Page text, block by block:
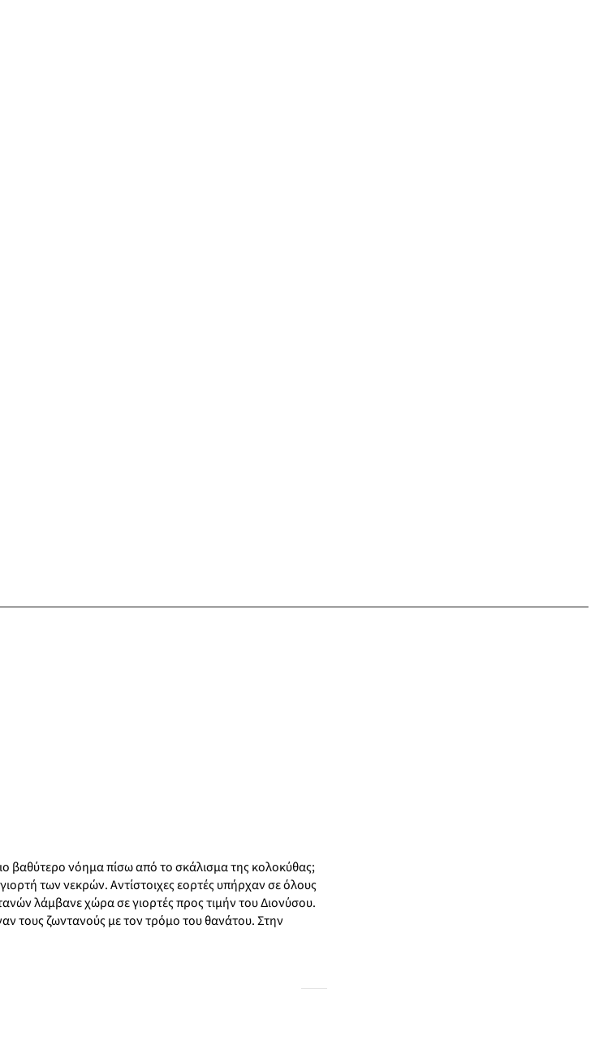
βαθύτερο νόημα πίσω από το σκάλισμα της κολοκύθας;
των νεκρών. Αντίστοιχες εορτές υπήρχαν σε όλους
λάμβανε χώρα σε γιορτές προς τιμήν του Διονύσου.
τους ζωντανούς με τον τρόμο του θανάτου. Στην